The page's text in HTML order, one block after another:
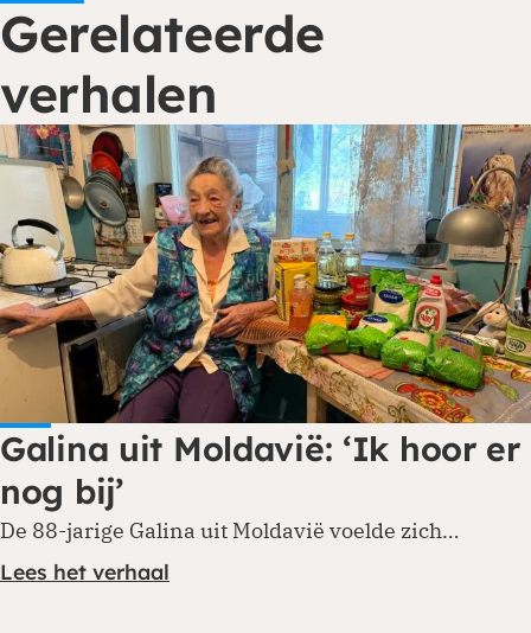
Gerelateerde
verhalen
Galina uit Moldavië: ‘Ik hoor er
nog bij’
De 88-jarige Galina uit Moldavië voelde zich…
Lees het verhaal